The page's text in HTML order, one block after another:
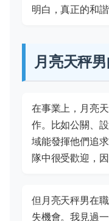
明白，真正的和
月亮天秤
在事業上，月亮
作。比如公關、
域能發揮他們追
隊中很受歡迎，
但月亮天秤男在
失機會。我見過